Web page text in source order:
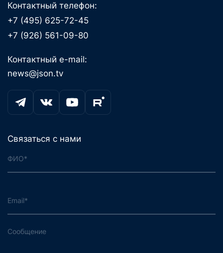
Контактный телефон:
+7 (495) 625-72-45
+7 (926) 561-09-80
Контактный e-mail:
news@json.tv
Связаться с нами